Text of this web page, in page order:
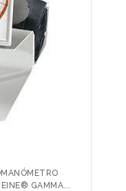
GAMMA...